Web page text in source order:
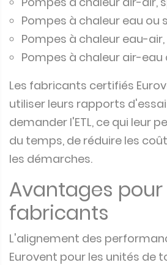
Pompes à chaleur eau ou
Pompes à chaleur eau-
Pompes à chaleur air-
Les fabricants certifiés
utiliser leurs rapports
demander l'ETL, ce qui leur
du temps, de réduire les
les démarches.
Avantages pour
fabricants
L'alignement des
Eurovent pour les unités de